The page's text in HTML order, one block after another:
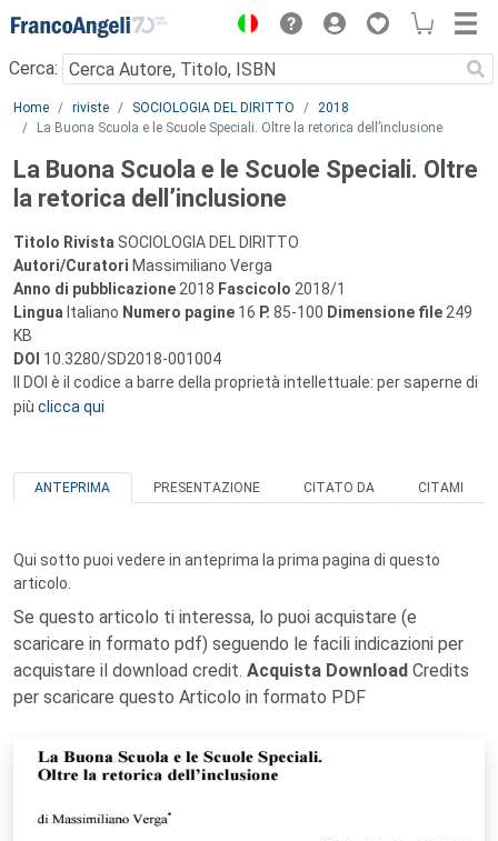
Menu
Cerca:
Main content
Home riviste SOCIOLOGIA DEL DIRITTO
2018
La Buona Scuola e le Scuole Speciali. Oltre la retorica dell’inclusione
La Buona Scuola e le Scuole Speciali. Oltre
la retorica dell’inclusione
Titolo Rivista SOCIOLOGIA DEL DIRITTO
Autori/Curatori Massimiliano Verga
Anno di pubblicazione 2018 Fascicolo 2018/1
Lingua Italiano Numero pagine 16 P. 85-100 Dimensione file 249
KB
DOI 10.3280/SD2018-001004
Il DOI è il codice a barre della proprietà intellettuale: per saperne di
più clicca qui
ANTEPRIMA PRESENTAZIONE CITATO DA CITAMI
Qui sotto puoi vedere in anteprima la prima pagina di questo
articolo.
Se questo articolo ti interessa, lo puoi acquistare (e
scaricare in formato pdf) seguendo le facili indicazioni per
acquistare il download credit. Acquista Download Credits
per scaricare questo Articolo in formato PDF